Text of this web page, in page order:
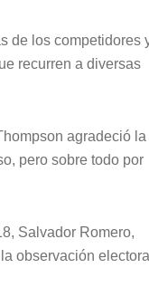
de los competidores
recurren a diversas
agradeció la
pero sobre todo por
Salvador Romero,
observación electoral